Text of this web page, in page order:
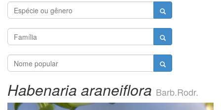
Habenaria araneiflora Barb.Rodr.